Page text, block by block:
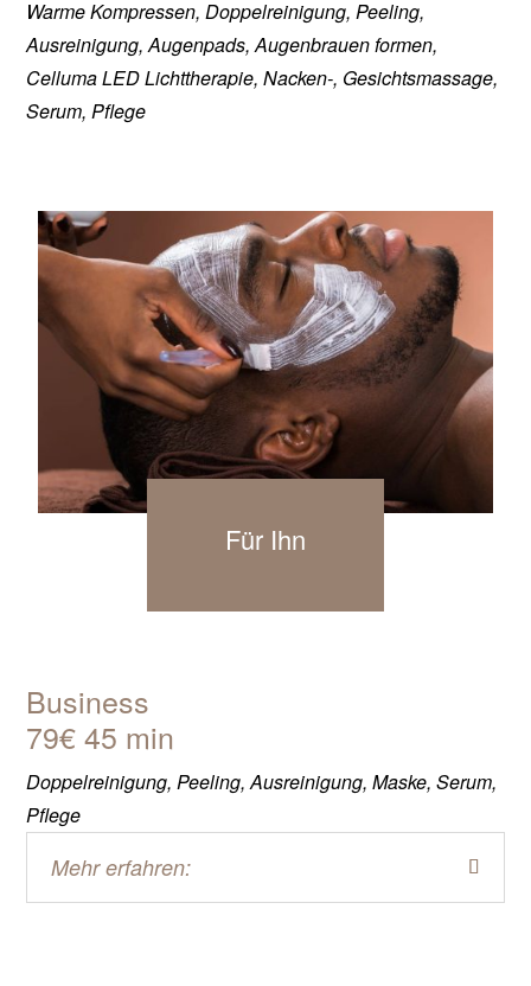
Warme Kompressen, Doppelreinigung, Peeling,
Ausreinigung, Augenpads, Augenbrauen formen,
Celluma LED Lichttherapie, Nacken-, Gesichtsmassage,
Serum, Pflege
Für Ihn
Business
79€ 45 min
Doppelreinigung, Peeling, Ausreinigung, Maske, Serum,
Pflege
Mehr erfahren: